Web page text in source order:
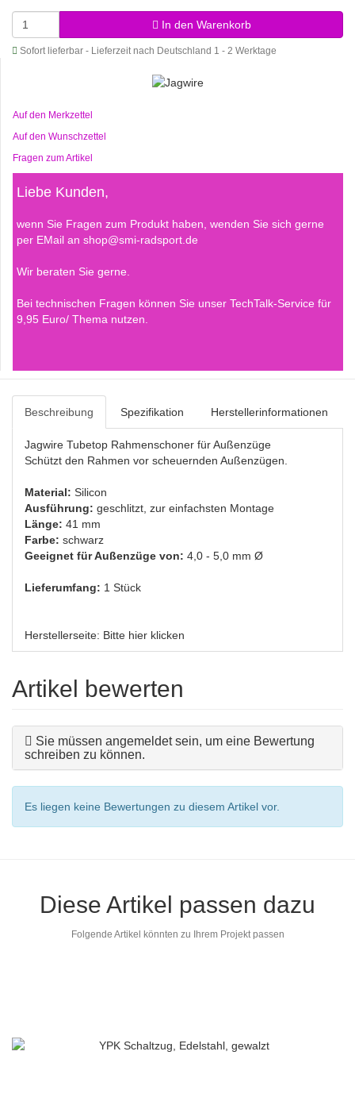
In den Warenkorb
Sofort lieferbar - Lieferzeit nach Deutschland 1 - 2 Werktage
Auf den Merkzettel
Auf den Wunschzettel
Fragen zum Artikel
Liebe Kunden,
wenn Sie Fragen zum Produkt haben, wenden Sie sich gerne
per EMail an shop@smi-radsport.de
Wir beraten Sie gerne.
Bei technischen Fragen können Sie unser TechTalk-Service für
9,95 Euro/ Thema nutzen.
Beschreibung Spezifikation Herstellerinformationen
Jagwire Tubetop Rahmenschoner für Außenzüge
Schützt den Rahmen vor scheuernden Außenzügen.
Material: Silicon
Ausführung: geschlitzt, zur einfachsten Montage
Länge: 41 mm
Farbe: schwarz
Geeignet für Außenzüge von: 4,0 - 5,0 mm Ø
Lieferumfang: 1 Stück
Herstellerseite: Bitte hier klicken
Artikel bewerten
Sie müssen angemeldet sein, um eine Bewertung
schreiben zu können.
Es liegen keine Bewertungen zu diesem Artikel vor.
Diese Artikel passen dazu
Folgende Artikel könnten zu Ihrem Projekt passen